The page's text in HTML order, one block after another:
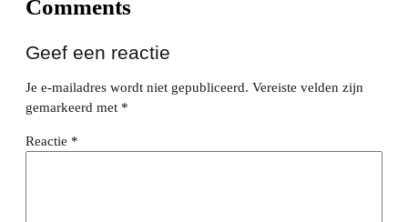
Comments
Geef een reactie
Je e-mailadres wordt niet gepubliceerd. Vereiste velden zijn
gemarkeerd met *
Reactie *